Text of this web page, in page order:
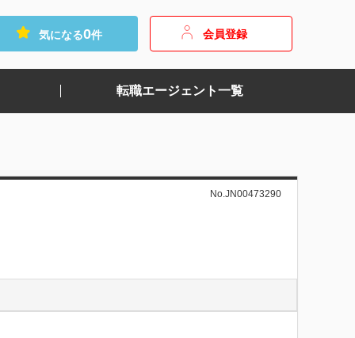
気になる0件 会員登録
転職エージェント一覧
No.JN00473290